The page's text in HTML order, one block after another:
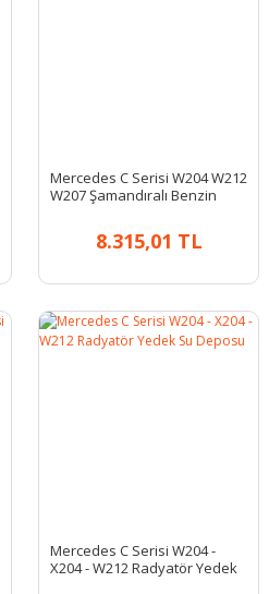
Mercedes C Serisi W204 W212
W207 Şamandıralı Benzin
8.315,01 TL
Mercedes C Serisi W204 -
X204 - W212 Radyatör Yedek